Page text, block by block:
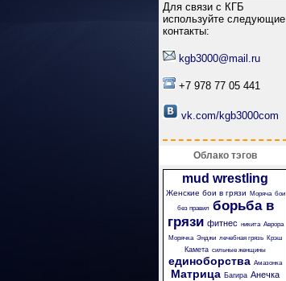
Для связи с КГБ
используйте следующие
контакты:
kgb3000@mail.ru
+7 978 77 05 441
vk.com/kgb3000com
Облако тэгов
mud wrestling
Женские бои в грязи Моряча бои
без правил борьба в
грязи фитнес никита Аврора
Морячка Энджи лечебная грязь Крэш
Камета сильные женщины
единоборства Амазонка
Матрица Багира Анечка